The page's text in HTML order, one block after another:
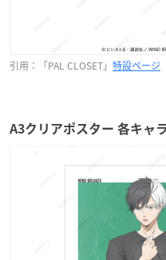
引用：「PAL CLOSET」 特設ページ
A3クリアポスター 各キャ